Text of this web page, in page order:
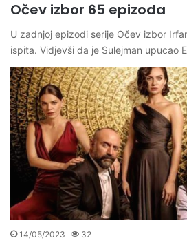
Očev izbor 65 epizoda
U zadnjoj epizodi serije Očev izbor
ispita. Vidjevši da je Sulejman upucao
14/05/2023 32